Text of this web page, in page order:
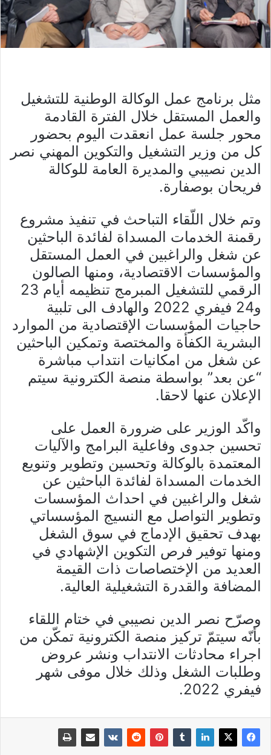
مثل برنامج عمل الوكالة الوطنية للتشغيل
والعمل المستقل خلال الفترة القادمة
محور جلسة عمل انعقدت اليوم بحضور
كل من وزير التشغيل والتكوين المهني نصر
الدين نصيبي والمديرة العامة للوكالة
فريحان بوصفارة.
وتم خلال اللّقاء التباحث في تنفيذ مشروع
رقمنة الخدمات المسداة لفائدة الباحثين
عن شغل والراغبين في العمل المستقل
والمؤسسات الاقتصادية، ومنها الصالون
الرقمي للتشغيل المبرمج تنظيمه أيام 23
و24 فيفري 2022 والهادف الى تلبية
حاجيات المؤسسات الإقتصادية من الموارد
البشرية الكفأة والمختصة وتمكين الباحثين
عن شغل من امكانيات انتداب مباشرة
“عن بعد” بواسطة منصة الكترونية سيتم
الإعلان عنها لاحقا.
واكّد الوزير على ضرورة العمل على
تحسين جدوى وفاعلية البرامج والآليات
المعتمدة بالوكالة وتحسين وتطوير وتنويع
الخدمات المسداة لفائدة الباحثين عن
شغل والراغبين في احداث المؤسسات
وتطوير التواصل مع النسيج المؤسساتي
بهدف تحقيق الإدماج في سوق الشغل
ومنها توفير فرص التكوين الإشهادي في
العديد من الإختصاصات ذات القيمة
المضافة والقدرة التشغيلية العالية.
وصرّح نصر الدين نصيبي في ختام اللقاء
بأنّه سيتمّ تركيز منصة الكترونية تمكّن من
اجراء محادثات الانتداب ونشر عروض
وطلبات الشغل وذلك خلال موفى شهر
فيفري 2022.